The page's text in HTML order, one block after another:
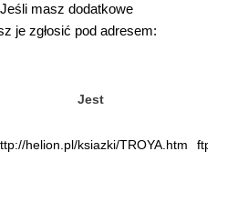
masz dodatkowe
je zgłosić pod adresem:
Jest
helion.pl/ksiazki/TROYA.htm ftp://